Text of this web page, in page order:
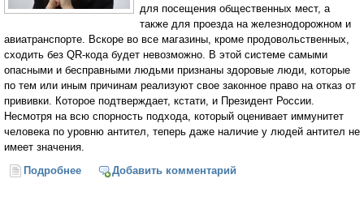
для посещения общественных мест, а
также для проезда на железнодорожном и
авиатранспорте. Вскоре во все магазины, кроме продовольственных,
сходить без QR-кода будет невозможно. В этой системе самыми
опасными и бесправными людьми признаны здоровые люди, которые
по тем или иным причинам реализуют свое законное право на отказ от
прививки. Которое подтверждает, кстати, и Президент России.
Несмотря на всю спорность подхода, который оценивает иммунитет
человека по уровню антител, теперь даже наличие у людей антител не
имеет значения.
Подробнее о Анна Швабауэр: «Система QR-кодов - запрет на
Добавить комментарий